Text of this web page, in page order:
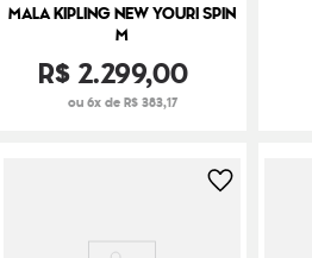
MALA KIPLING NEW YOURI SPIN
M
R$2.299,00
ou 6x de R$ 383,17